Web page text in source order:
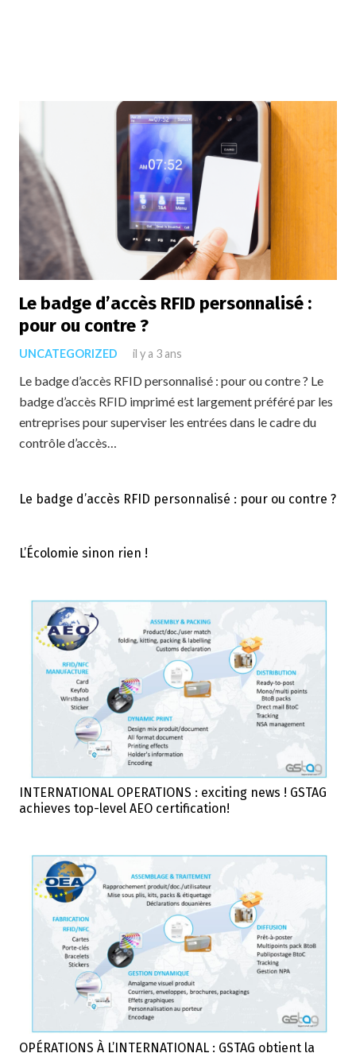
Le badge d’accès RFID personnalisé :
pour ou contre ?
UNCATEGORIZED il y a 3 ans
Le badge d’accès RFID personnalisé : pour ou contre ? Le
badge d’accès RFID imprimé est largement préféré par les
entreprises pour superviser les entrées dans le cadre du
contrôle d’accès…
Le badge d’accès RFID personnalisé : pour ou contre ?
L’Écolomie sinon rien !
INTERNATIONAL OPERATIONS : exciting news ! GSTAG
achieves top-level AEO certification!
OPÉRATIONS À L’INTERNATIONAL : GSTAG obtient la